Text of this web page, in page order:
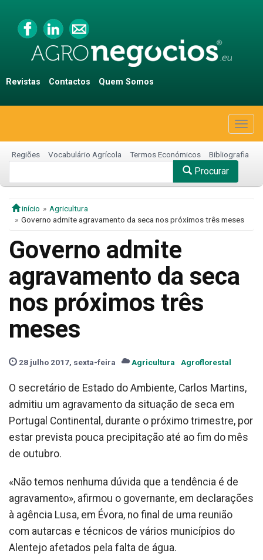
Revistas Contactos Quem Somos
Regiões Vocabulário Agrícola Termos Económicos Bibliografia
Procurar
início
Agricultura
Governo admite agravamento da seca nos próximos três meses
Governo admite
agravamento da seca
nos próximos três
meses
28 julho 2017, sexta-feira Agricultura Agroflorestal
O secretário de Estado do Ambiente, Carlos Martins,
admitiu um agravamento da situação de seca em
Portugal Continental, durante o próximo trimestre, por
estar prevista pouca precipitação até ao fim do mês
de outubro.
«Não temos nenhuma dúvida que a tendência é de
agravamento», afirmou o governante, em declarações
à agência Lusa, em Évora, no final de uma reunião
com autarcas e técnicos de vários municípios do
Alentejo afetados pela falta de água.